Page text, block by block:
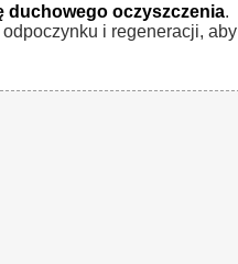
duchowego oczyszczenia.
odpoczynku i regeneracji, aby